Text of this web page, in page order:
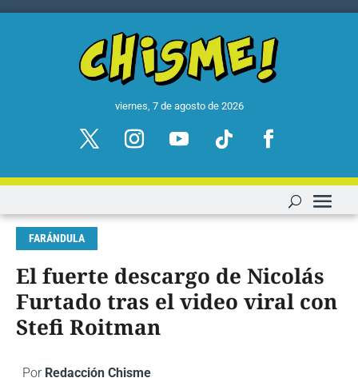
viernes, 7 de agosto de 2026
FARÁNDULA
El fuerte descargo de Nicolás
Furtado tras el video viral con
Stefi Roitman
Por Redacción Chisme